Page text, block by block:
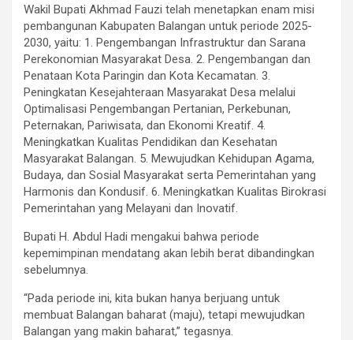
Wakil Bupati Akhmad Fauzi telah menetapkan enam misi
pembangunan Kabupaten Balangan untuk periode 2025-
2030, yaitu: 1. Pengembangan Infrastruktur dan Sarana
Perekonomian Masyarakat Desa. 2. Pengembangan dan
Penataan Kota Paringin dan Kota Kecamatan. 3.
Peningkatan Kesejahteraan Masyarakat Desa melalui
Optimalisasi Pengembangan Pertanian, Perkebunan,
Peternakan, Pariwisata, dan Ekonomi Kreatif. 4.
Meningkatkan Kualitas Pendidikan dan Kesehatan
Masyarakat Balangan. 5. Mewujudkan Kehidupan Agama,
Budaya, dan Sosial Masyarakat serta Pemerintahan yang
Harmonis dan Kondusif. 6. Meningkatkan Kualitas Birokrasi
Pemerintahan yang Melayani dan Inovatif.
Bupati H. Abdul Hadi mengakui bahwa periode
kepemimpinan mendatang akan lebih berat dibandingkan
sebelumnya.
“Pada periode ini, kita bukan hanya berjuang untuk
membuat Balangan baharat (maju), tetapi mewujudkan
Balangan yang makin baharat,” tegasnya.